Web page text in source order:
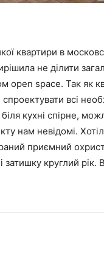
квартири в
не ділити
open space. Так як
всі
кухні спірне,
нам невідомі.
приємний
затишку круглий